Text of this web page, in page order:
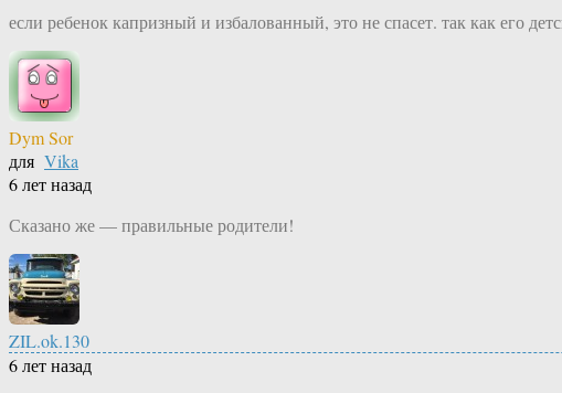
если ребенок капризный и избалованный, это не спасет. так как его
Dym Sor
для Vika
6 лет назад
Сказано же — правильные родители!
ZIL.ok.130
6 лет назад